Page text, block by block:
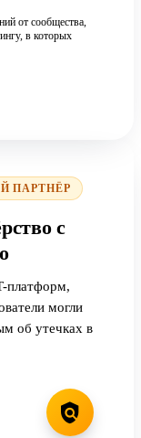
от сообщества,
в которых
ПАРТНЁР
с
платформ,
могли
об утечках в